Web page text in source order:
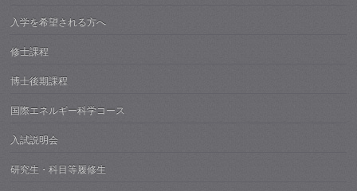
入学を希望される方へ
修士課程
博士後期課程
国際エネルギー科学コース
入試説明会
研究生・科目等履修生